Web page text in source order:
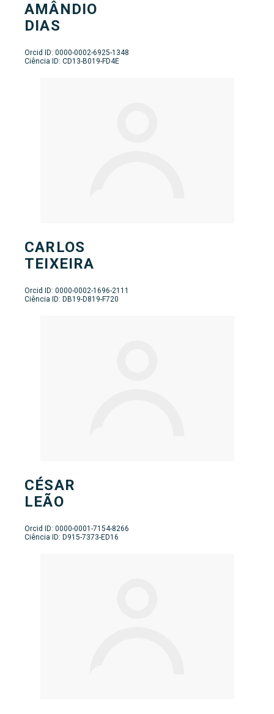
AMÂNDIO
DIAS
Orcid ID: 0000-0002-6925-1348
Ciência ID: CD13-B019-FD4E
CARLOS
TEIXEIRA
Orcid ID: 0000-0002-1696-2111
Ciência ID: DB19-D819-F720
CÉSAR
LEÃO
Orcid ID: 0000-0001-7154-8266
Ciência ID: D915-7373-ED16